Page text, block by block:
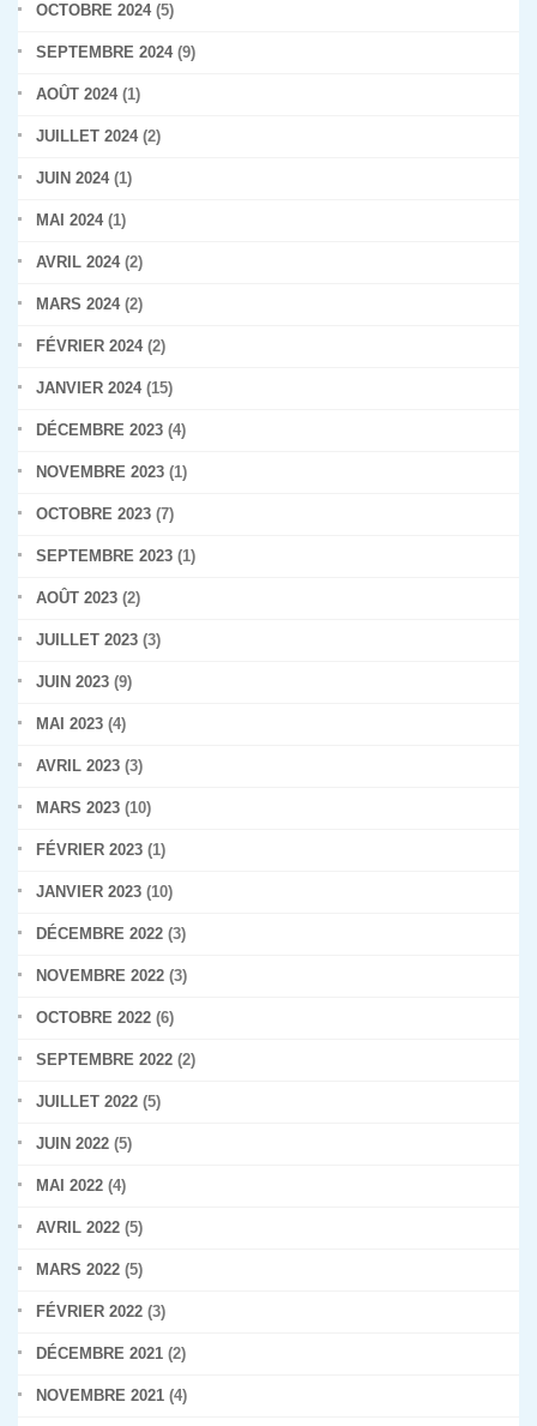
OCTOBRE 2024(5)
SEPTEMBRE 2024(9)
AOÛT 2024(1)
JUILLET 2024(2)
JUIN 2024(1)
MAI 2024(1)
AVRIL 2024(2)
MARS 2024(2)
FÉVRIER 2024(2)
JANVIER 2024(15)
DÉCEMBRE 2023 (4)
NOVEMBRE 2023 (1)
OCTOBRE 2023 (7)
SEPTEMBRE 2023 (1)
AOÛT 2023 (2)
JUILLET 2023 (3)
JUIN 2023 (9)
MAI 2023 (4)
AVRIL 2023 (3)
MARS 2023 (10)
FÉVRIER 2023 (1)
JANVIER 2023 (10)
DÉCEMBRE 2022 (3)
NOVEMBRE 2022 (3)
OCTOBRE 2022 (6)
SEPTEMBRE 2022 (2)
JUILLET 2022 (5)
JUIN 2022 (5)
MAI 2022 (4)
AVRIL 2022 (5)
MARS 2022 (5)
FÉVRIER 2022 (3)
DÉCEMBRE 2021 (2)
NOVEMBRE 2021 (4)